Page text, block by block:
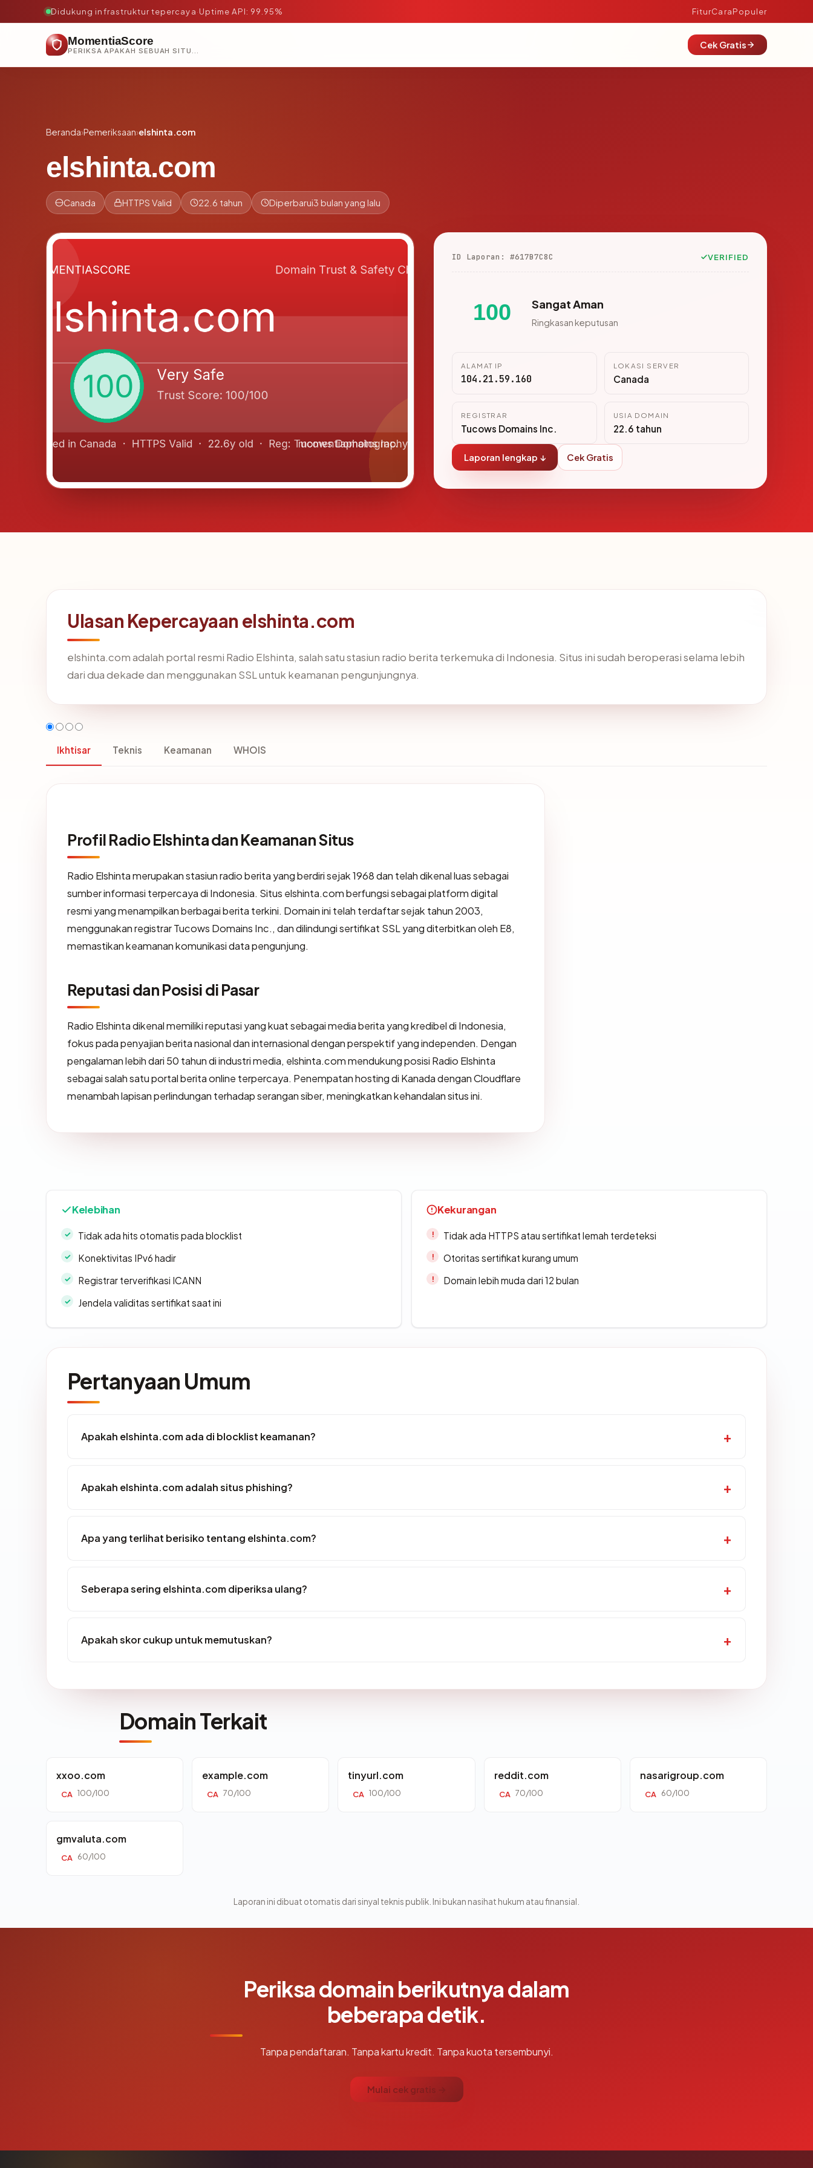
Didukung infrastruktur tepercaya·Uptime API: 99.95% FiturCaraPopuler
MomentiaScore
PERIKSA APAKAH SEBUAH SITUS AMAN, TEPERCAYA, DAN TERVERIFIKASI DALAM HITUNGAN DETIK.
Cek Gratis
Beranda›Pemeriksaan›elshinta.com
elshinta.com
Canada HTTPS Valid 22.6 tahun Diperbarui3 bulan yang lalu
ID Laporan: #617B7C8C VERIFIED
100 Sangat Aman
Ringkasan keputusan
ALAMAT IP
104.21.59.160
LOKASI SERVER
Canada
REGISTRAR
Tucows Domains Inc.
USIA DOMAIN
22.6 tahun
Laporan lengkap ↓ Cek Gratis
Ulasan Kepercayaan elshinta.com
elshinta.com adalah portal resmi Radio Elshinta, salah satu stasiun radio berita terkemuka di Indonesia. Situs ini sudah beroperasi selama lebih
dari dua dekade dan menggunakan SSL untuk keamanan pengunjungnya.
Ikhtisar Teknis Keamanan WHOIS
Profil Radio Elshinta dan Keamanan Situs
Radio Elshinta merupakan stasiun radio berita yang berdiri sejak 1968 dan telah dikenal luas sebagai
sumber informasi terpercaya di Indonesia. Situs elshinta.com berfungsi sebagai platform digital
resmi yang menampilkan berbagai berita terkini. Domain ini telah terdaftar sejak tahun 2003,
menggunakan registrar Tucows Domains Inc., dan dilindungi sertifikat SSL yang diterbitkan oleh E8,
memastikan keamanan komunikasi data pengunjung.
Reputasi dan Posisi di Pasar
Radio Elshinta dikenal memiliki reputasi yang kuat sebagai media berita yang kredibel di Indonesia,
fokus pada penyajian berita nasional dan internasional dengan perspektif yang independen. Dengan
pengalaman lebih dari 50 tahun di industri media, elshinta.com mendukung posisi Radio Elshinta
sebagai salah satu portal berita online terpercaya. Penempatan hosting di Kanada dengan Cloudflare
menambah lapisan perlindungan terhadap serangan siber, meningkatkan kehandalan situs ini.
Kelebihan
Tidak ada hits otomatis pada blocklist
Konektivitas IPv6 hadir
Registrar terverifikasi ICANN
Jendela validitas sertifikat saat ini
Kekurangan
Tidak ada HTTPS atau sertifikat lemah terdeteksi
Otoritas sertifikat kurang umum
Domain lebih muda dari 12 bulan
Pertanyaan Umum
Apakah elshinta.com ada di blocklist keamanan?
Apakah elshinta.com adalah situs phishing?
Apa yang terlihat berisiko tentang elshinta.com?
Seberapa sering elshinta.com diperiksa ulang?
Apakah skor cukup untuk memutuskan?
Domain Terkait
xxoo.com
CA 100/100
example.com
CA 70/100
tinyurl.com
CA 100/100
reddit.com
CA 70/100
nasarigroup.com
CA 60/100
gmvaluta.com
CA 60/100
Laporan ini dibuat otomatis dari sinyal teknis publik. Ini bukan nasihat hukum atau finansial.
Periksa domain berikutnya dalam
beberapa detik.
Tanpa pendaftaran. Tanpa kartu kredit. Tanpa kuota tersembunyi.
Mulai cek gratis →